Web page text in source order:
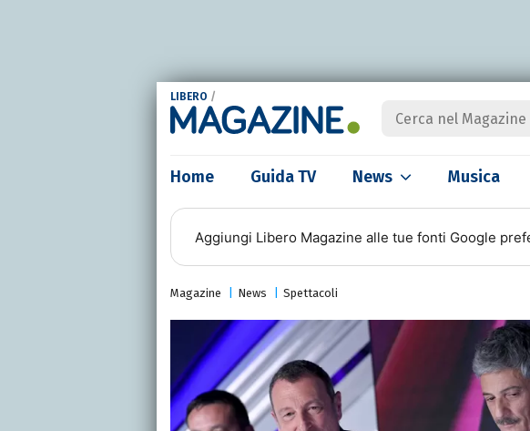
LIBERO /
Home Guida TV News Musica
Aggiungi Libero Magazine alle tue fonti Google
Magazine News Spettacoli